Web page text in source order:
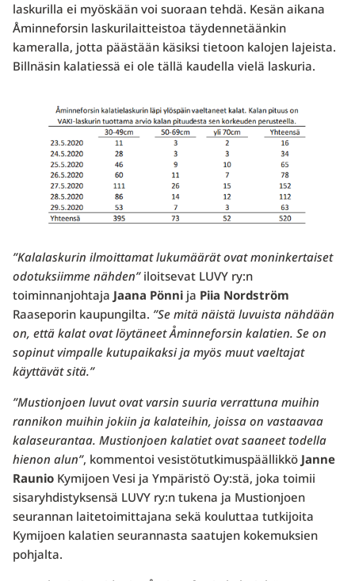
laskurilla ei myöskään voi suoraan tehdä. Kesän aikana
Åminneforsin laskurilaitteistoa täydennetäänkin
kameralla, jotta päästään käsiksi tietoon kalojen lajeista.
Billnäsin kalatiessä ei ole tällä kaudella vielä laskuria.
”Kalalaskurin ilmoittamat lukumäärät ovat moninkertaiset
odotuksiimme nähden”iloitsevat LUVY ry:n
toiminnanjohtaja Jaana Pönnija Piia Nordström
Raaseporin kaupungilta. ”Se mitä näistä luvuista nähdään
on, että kalat ovat löytäneet Åminneforsin kalatien. Se on
sopinut vimpalle kutupaikaksi ja myös muut vaeltajat
käyttävät sitä.”
”Mustionjoen luvut ovat varsin suuria verrattuna muihin
rannikon muihin jokiin ja kalateihin, joissa on vastaavaa
kalaseurantaa. Mustionjoen kalatiet ovat saaneet todella
hienon alun”, kommentoi vesistötutkimuspäällikkö Janne
RaunioKymijoen Vesi ja Ympäristö Oy:stä, joka toimii
sisaryhdistyksensä LUVY ry:n tukena ja Mustionjoen
seurannan laitetoimittajana sekä kouluttaa tutkijoita
Kymijoen kalatien seurannasta saatujen kokemuksien
pohjalta.